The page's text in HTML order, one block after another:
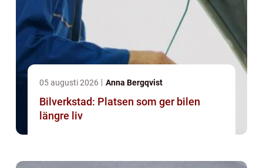
05 augusti 2026 Anna Bergqvist
Bilverkstad: Platsen som ger bilen
längre liv